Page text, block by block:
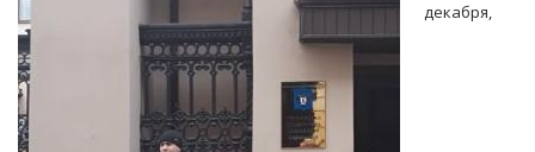
застройщиков
декабря,